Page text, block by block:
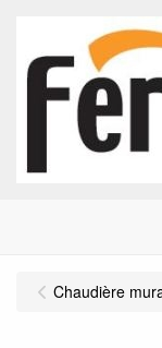
Chaudière